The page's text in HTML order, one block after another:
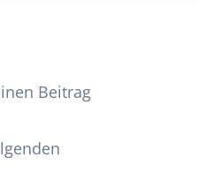
Beitrag